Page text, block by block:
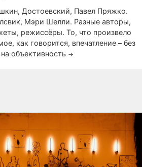
Достоевский, Павел Пряжко.
Мэри Шелли. Разные авторы,
режиссёры. То, что произвело
как говорится, впечатление – без
объективность →